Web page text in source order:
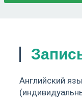
Английский